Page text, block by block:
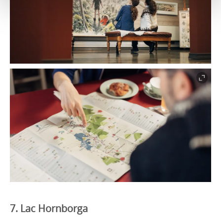
7. Lac Hornborga